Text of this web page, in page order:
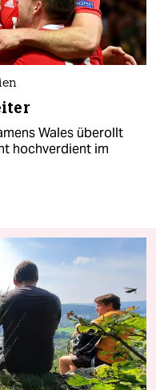
Wales überollt
hochverdient im